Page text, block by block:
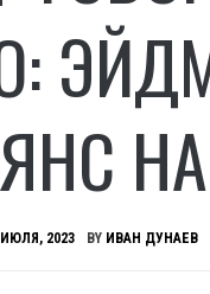
2023 BY ИВАН ДУНАЕВ